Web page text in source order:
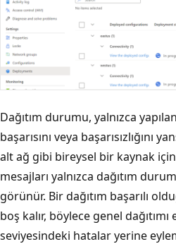
Dağıtım durumu, yalnızca
başarısını veya başarısızlığını
alt ağ gibi bireysel bir kaynak
mesajları yalnızca dağıtım
görünür. Bir dağıtım başarılı
boş kalır, böylece genel
seviyesindeki hatalar yerine